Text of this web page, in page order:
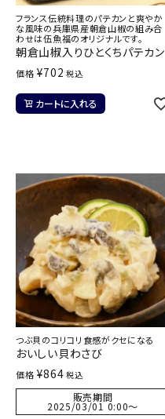
フランス伝統料理のパテカンと爽やか
な風味の兵庫県産朝倉山椒の組み合
わせは伍魚福のオリジナルです。
朝倉山椒入りひとくちパテカン
価格 ¥702 税込
カートに入れる
つぶ貝のコリコリ食感がクセになる
おいしい貝わさび
価格 ¥864 税込
販売期間
2025/03/01 0:00〜